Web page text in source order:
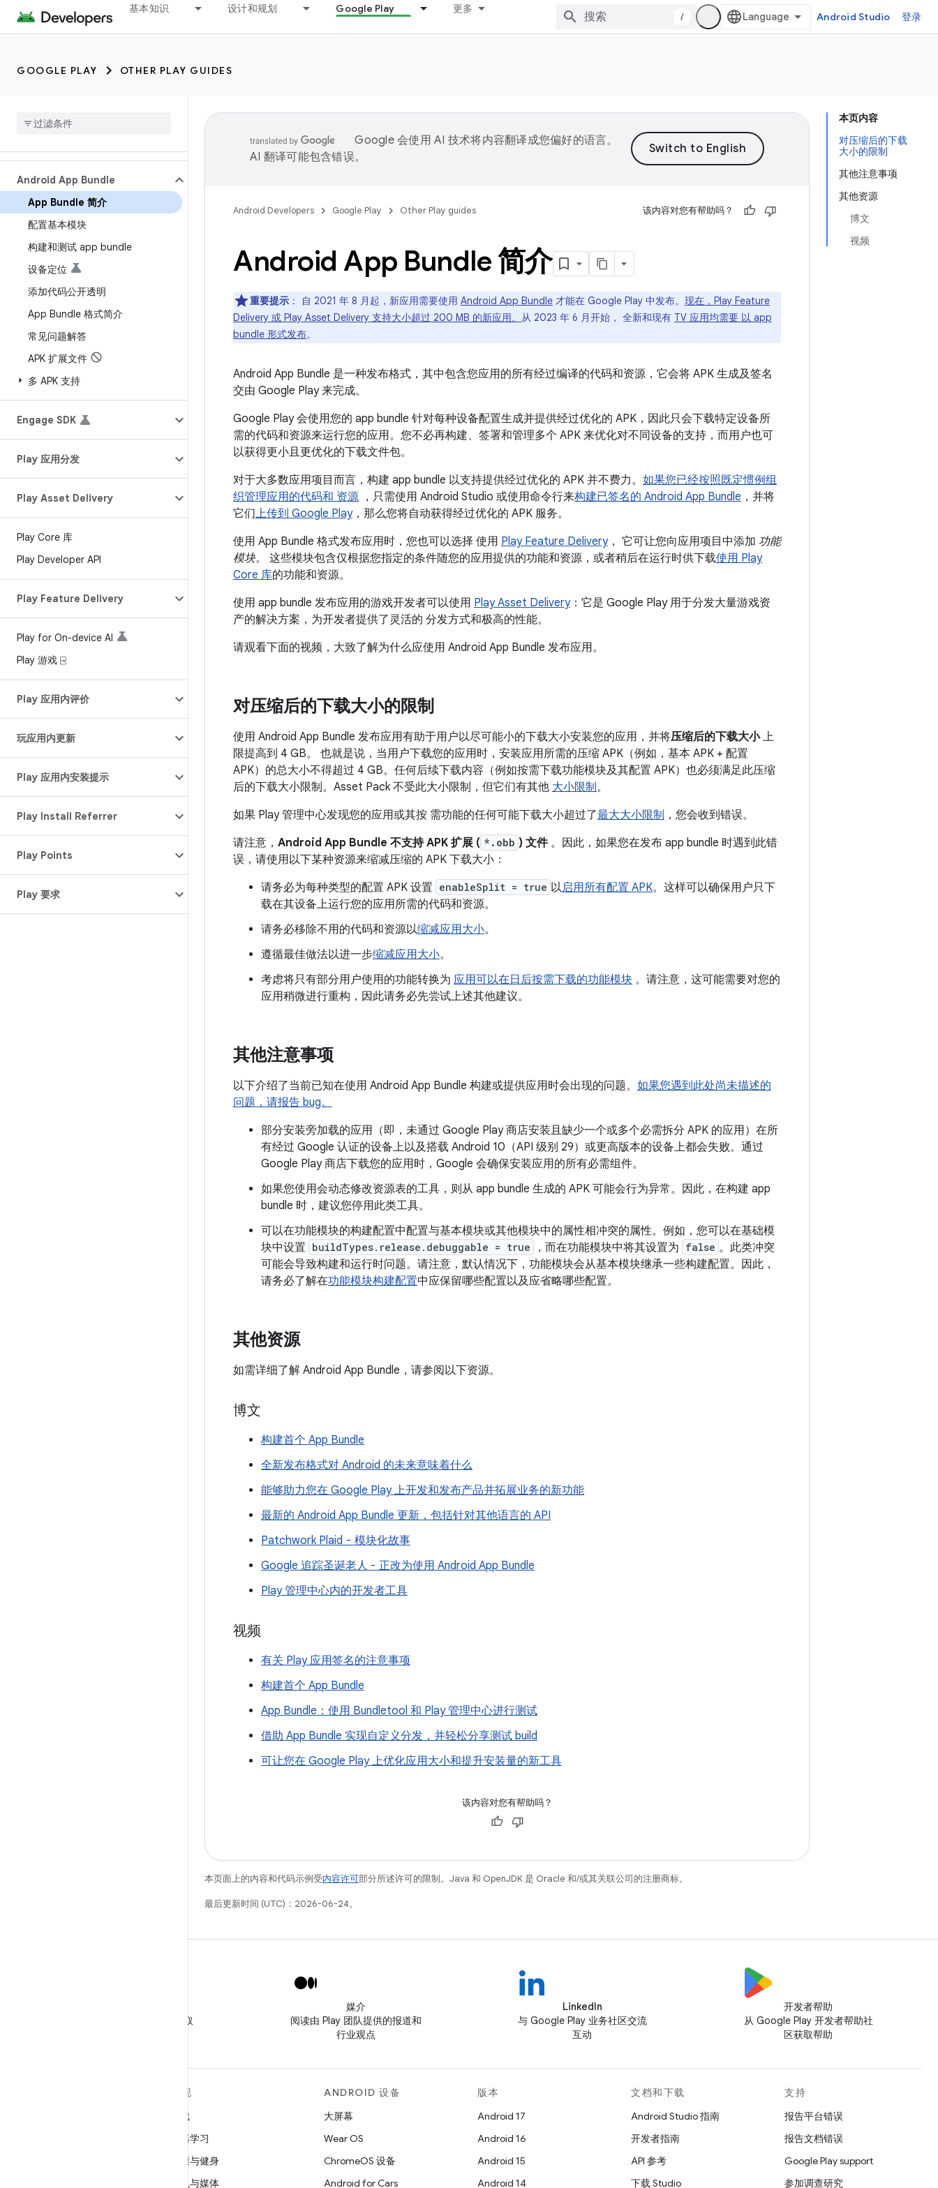
基本知识 设计和规划 Google Play 更多
/ Android Studio 登录
GOOGLE PLAY OTHER PLAY GUIDES
Android App Bundle
App Bundle 简介
配置基本模块
构建和测试 app bundle
设备定位
添加代码公开透明
App Bundle 格式简介
常见问题解答
APK 扩展文件
多 APK 支持
Engage SDK
Play 应用分发
Play Asset Delivery
Play Core 库
Play Developer API
Play Feature Delivery
Play for On-device AI
Play 游戏 ⍈
Play 应用内评价
玩应用内更新
Play 应用内安装提示
Play Install Referrer
Play Points
Play 要求
本页内容
对压缩后的下载
大小的限制
其他注意事项
其他资源
博文
视频
Google 会使用 AI 技术将内容翻译成您偏好的语言。
AI 翻译可能包含错误。
Android Developers Google Play Other Play guides 该内容对您有帮助吗？
Android App Bundle 简介
重要提示 ： 自 2021 年 8 月起，新应用需要使用 Android App Bundle 才能在 Google Play 中发布。 现在，Play Feature
Delivery 或 Play Asset Delivery 支持大小超过 200 MB 的新应用。 从 2023 年 6 月开始， 全新和现有 TV 应用均需要 以 app
bundle 形式发布。
Android App Bundle 是一种发布格式，其中包含您应用的所有经过编译的代码和资源，它会将 APK 生成及签名
交由 Google Play 来完成。
Google Play 会使用您的 app bundle 针对每种设备配置生成并提供经过优化的 APK，因此只会下载特定设备所
需的代码和资源来运行您的应用。您不必再构建、签署和管理多个 APK 来优化对不同设备的支持，而用户也可
以获得更小且更优化的下载文件包。
对于大多数应用项目而言，构建 app bundle 以支持提供经过优化的 APK 并不费力。 如果您已经按照既定惯例组
织管理应用的代码和 资源 ，只需使用 Android Studio 或使用命令行来构建已签名的 Android App Bundle ，并将
它们上传到 Google Play，那么您将自动获得经过优化的 APK 服务。
使用 App Bundle 格式发布应用时，您也可以选择 使用 Play Feature Delivery， 它可让您向应用项目中添加 功能
模块。 这些模块包含仅根据您指定的条件随您的应用提供的功能和资源，或者稍后在运行时供下载使用 Play
Core 库的功能和资源。
使用 app bundle 发布应用的游戏开发者可以使用 Play Asset Delivery：它是 Google Play 用于分发大量游戏资
产的解决方案，为开发者提供了灵活的 分发方式和极高的性能。
请观看下面的视频，大致了解为什么应使用 Android App Bundle 发布应用。
对压缩后的下载大小的限制
使用 Android App Bundle 发布应用有助于用户以尽可能小的下载大小安装您的应用，并将压缩后的下载大小上
限提高到 4 GB。 也就是说，当用户下载您的应用时，安装应用所需的压缩 APK（例如，基本 APK + 配置
APK）的总大小不得超过 4 GB。任何后续下载内容（例如按需下载功能模块及其配置 APK）也必须满足此压缩
后的下载大小限制。Asset Pack 不受此大小限制，但它们有其他 大小限制。
如果 Play 管理中心发现您的应用或其按 需功能的任何可能下载大小超过了最大大小限制 ，您会收到错误。
请注意， Android App Bundle 不支持 APK 扩展 ( *.obb ) 文件。因此，如果您在发布 app bundle 时遇到此错
误，请使用以下某种资源来缩减压缩的 APK 下载大小：
请务必为每种类型的配置 APK 设置 enableSplit = true 以启用所有配置 APK。这样可以确保用户只下
载在其设备上运行您的应用所需的代码和资源。
请务必移除不用的代码和资源以缩减应用大小。
遵循最佳做法以进一步缩减应用大小。
考虑将只有部分用户使用的功能转换为 应用可以在日后按需下载的功能模块 。请注意，这可能需要对您的
应用稍微进行重构，因此请务必先尝试上述其他建议。
其他注意事项
以下介绍了当前已知在使用 Android App Bundle 构建或提供应用时会出现的问题。 如果您遇到此处尚未描述的
问题，请报告 bug。
部分安装旁加载的应用（即，未通过 Google Play 商店安装且缺少一个或多个必需拆分 APK 的应用）在所
有经过 Google 认证的设备上以及搭载 Android 10（API 级别 29）或更高版本的设备上都会失败。通过
Google Play 商店下载您的应用时，Google 会确保安装应用的所有必需组件。
如果您使用会动态修改资源表的工具，则从 app bundle 生成的 APK 可能会行为异常。因此，在构建 app
bundle 时，建议您停用此类工具。
可以在功能模块的构建配置中配置与基本模块或其他模块中的属性相冲突的属性。例如，您可以在基础模
块中设置 buildTypes.release.debuggable = true ，而在功能模块中将其设置为 false 。此类冲突
可能会导致构建和运行时问题。请注意，默认情况下，功能模块会从基本模块继承一些构建配置。因此，
请务必了解在功能模块构建配置中应保留哪些配置以及应省略哪些配置。
其他资源
如需详细了解 Android App Bundle，请参阅以下资源。
博文
构建首个 App Bundle
全新发布格式对 Android 的未来意味着什么
能够助力您在 Google Play 上开发和发布产品并拓展业务的新功能
最新的 Android App Bundle 更新，包括针对其他语言的 API
Patchwork Plaid - 模块化故事
Google 追踪圣诞老人 - 正改为使用 Android App Bundle
Play 管理中心内的开发者工具
视频
有关 Play 应用签名的注意事项
构建首个 App Bundle
App Bundle：使用 Bundletool 和 Play 管理中心进行测试
借助 App Bundle 实现自定义分发，并轻松分享测试 build
可让您在 Google Play 上优化应用大小和提升安装量的新工具
该内容对您有帮助吗？
本页面上的内容和代码示例受内容许可部分所述许可的限制。Java 和 OpenJDK 是 Oracle 和/或其关联公司的注册商标。
最后更新时间 (UTC)：2026-06-24。
关注 @GooglePlayBiz，获取
媒介
阅读由 Play 团队提供的报道和
行业观点
LinkedIn
与 Google Play 业务社区交流
互动
开发者帮助
从 Google Play 开发者帮助社
区获取帮助
发现
游戏
机器学习
健康与健身
相机与媒体
ANDROID 设备
大屏幕
Wear OS
ChromeOS 设备
Android for Cars
版本
Android 17
Android 16
Android 15
Android 14
文档和下载
Android Studio 指南
开发者指南
API 参考
下载 Studio
支持
报告平台错误
报告文档错误
Google Play support
参加调查研究